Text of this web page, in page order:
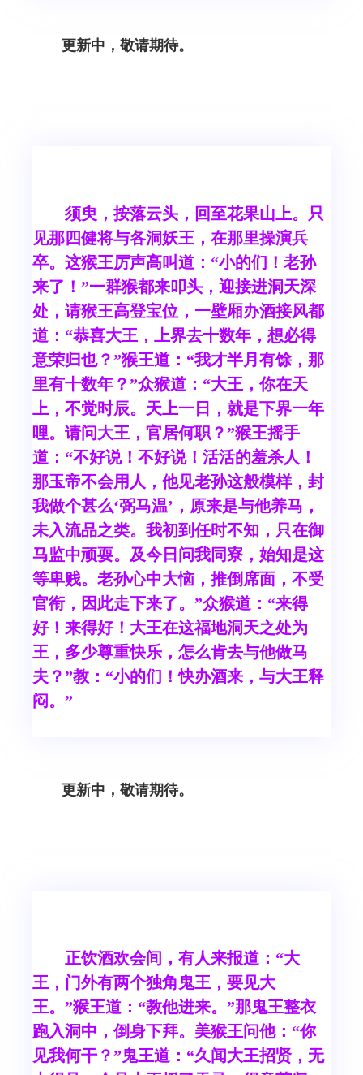
更新中，敬请期待。
须臾，按落云头，回至花果山上。只
见那四健将与各洞妖王，在那里操演兵
卒。这猴王厉声高叫道：“小的们！老孙
来了！”一群猴都来叩头，迎接进洞天深
处，请猴王高登宝位，一壁厢办酒接风都
道：“恭喜大王，上界去十数年，想必得
意荣归也？”猴王道：“我才半月有馀，那
里有十数年？”众猴道：“大王，你在天
上，不觉时辰。天上一日，就是下界一年
哩。请问大王，官居何职？”猴王摇手
道：“不好说！不好说！活活的羞杀人！
那玉帝不会用人，他见老孙这般模样，封
我做个甚么‘弼马温’，原来是与他养马，
未入流品之类。我初到任时不知，只在御
马监中顽耍。及今日问我同寮，始知是这
等卑贱。老孙心中大恼，推倒席面，不受
官衔，因此走下来了。”众猴道：“来得
好！来得好！大王在这福地洞天之处为
王，多少尊重快乐，怎么肯去与他做马
夫？”教：“小的们！快办酒来，与大王释
闷。”
更新中，敬请期待。
正饮酒欢会间，有人来报道：“大
王，门外有两个独角鬼王，要见大
王。”猴王道：“教他进来。”那鬼王整衣
跑入洞中，倒身下拜。美猴王问他：“你
见我何干？”鬼王道：“久闻大王招贤，无